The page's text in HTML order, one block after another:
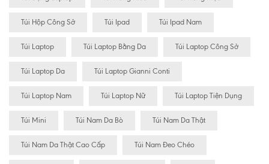
Túi Hộp Công Sở Túi Ipad Túi Ipad Nam
Túi Laptop Túi Laptop Bằng Da Túi Laptop Công Sở
Túi Laptop Da Túi Laptop Gianni Conti
Túi Laptop Nam Túi Laptop Nữ Túi Laptop Tiện Dụng
Túi Mini Túi Nam Da Bò Túi Nam Da Thật
Túi Nam Da Thật Cao Cấp Túi Nam Đeo Chéo